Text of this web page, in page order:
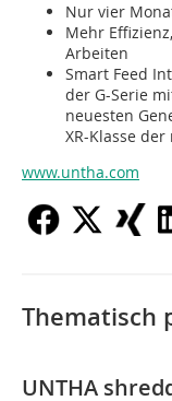
Nur vier
Mehr
Arbeiten
Smart Feed
der G-Serie
neuesten
XR-Klasse
www.untha.com
Thematisch
UNTHA